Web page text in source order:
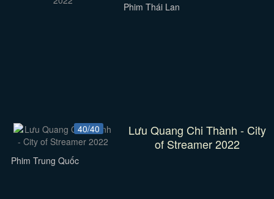
Phim Thái Lan
40/40
Lưu Quang Chi Thành - City
of Streamer 2022
Phim Trung Quốc